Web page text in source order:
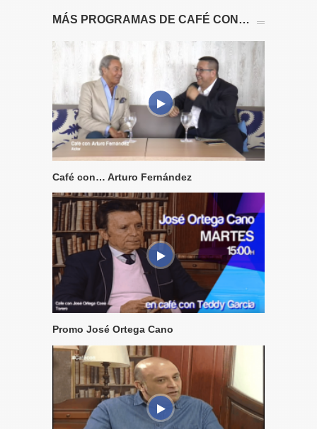
MÁS PROGRAMAS DE CAFÉ CON…
Café con… Arturo Fernández
Promo José Ortega Cano